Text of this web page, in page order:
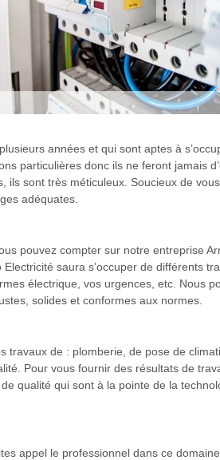
années et qui sont aptes à
particulières donc ils ne feront jamais
sont très méticuleux. Soucieux de
adéquates.
pouvez compter sur notre entreprise
saura s’occuper de différents
électrique, vos urgences, etc. Nous
solides et conformes aux normes.
de : plomberie, de pose de
Pour vous fournir des résultats de
qualité qui sont à la pointe de la
appel le professionnel dans ce